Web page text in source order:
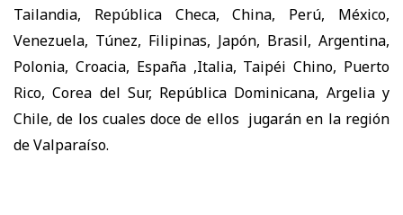
Tailandia, República Checa, China, Perú, México,
Venezuela, Túnez, Filipinas, Japón, Brasil, Argentina,
Polonia, Croacia, España ,Italia, Taipéi Chino, Puerto
Rico, Corea del Sur, República Dominicana, Argelia y
Chile, de los cuales doce de ellos jugarán en la región
de Valparaíso.